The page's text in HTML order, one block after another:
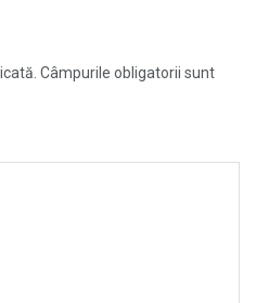
Câmpurile obligatorii sunt